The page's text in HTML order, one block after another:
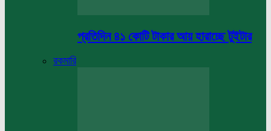
প্রতিদিন ৪১ কোটি টাকার আয় হারাচ্ছে টুইটার
রকমারি